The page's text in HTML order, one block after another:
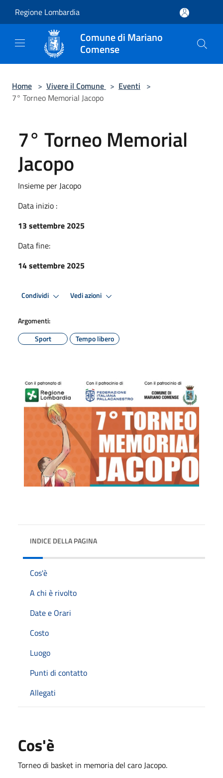
Regione Lombardia
Comune di Mariano
Comense
Home > Vivere il Comune > Eventi >
7° Torneo Memorial Jacopo
7° Torneo Memorial
Jacopo
Insieme per Jacopo
Data inizio :
13 settembre 2025
Data fine:
14 settembre 2025
Condividi Vedi azioni
Argomenti:
Sport
Tempo libero
INDICE DELLA PAGINA
Cos'è
A chi è rivolto
Date e Orari
Costo
Luogo
Punti di contatto
Allegati
Cos'è
Torneo di basket in memoria del caro Jacopo.